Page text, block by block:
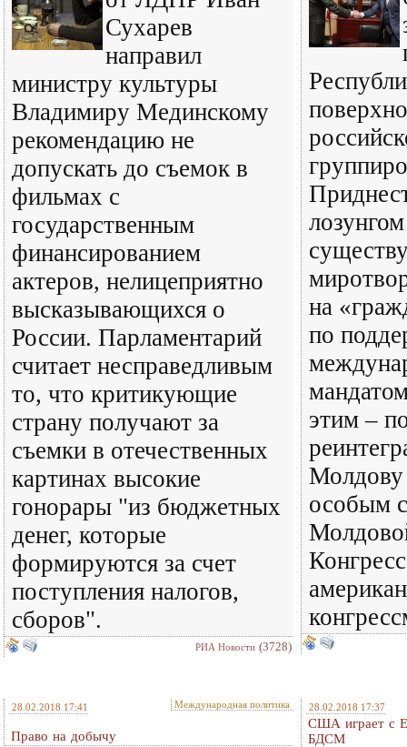
Сухарев
направил
министру культуры
Владимиру Мединскому
рекомендацию не
допускать до съемок в
фильмах с
государственным
финансированием
актеров, нелицеприятно
высказывающихся о
России. Парламентарий
считает несправедливым
то, что критикующие
страну получают за
съемки в отечественных
картинах высокие
гонорары "из бюджетных
денег, которые
формируются за счет
поступления налогов,
сборов".
РИА Новости (3728)
на
по
этим –
Молдову
особым
28.02.2018 17:41 Международная политика
Право на добычу
28.02.2018 17:37
США играет с
БДСМ